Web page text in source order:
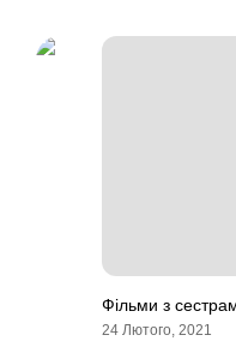
Фільми з
24 Лютого, 2021